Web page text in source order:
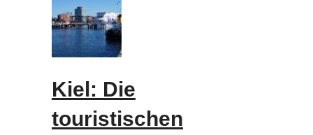
Kiel: Die
touristischen